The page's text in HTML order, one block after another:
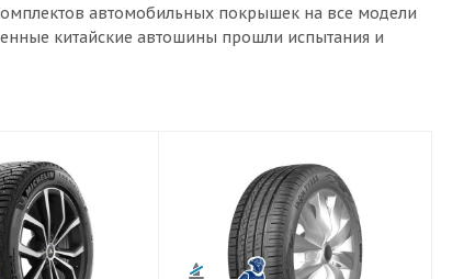
автомобильных покрышек на все модели
китайские автошины прошли испытания и